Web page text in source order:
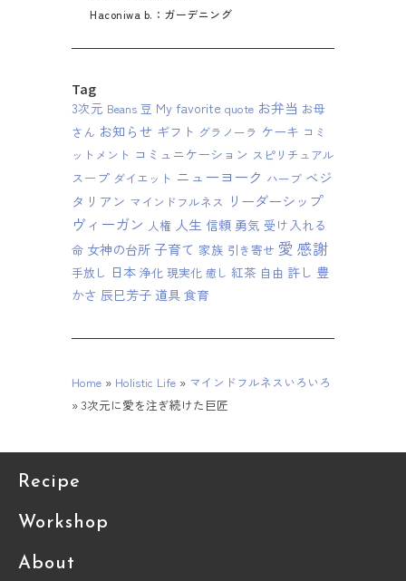
Haconiwa b.：ガーデニング
Tag
3次元 Beans 豆 My favorite quote お弁当 お母
さん お知らせ ギフト グラノーラ ケーキ コミ
ットメント コミュニケーション スピリチュアル
スープ ダイエット ニューヨーク ハーブ ベジ
タリアン マインドフルネス リーダーシップ
ヴィーガン 人権 人生 信頼 勇気 受け入れる
命 女神の台所 子育て 家族 引き寄せ 愛 感謝
手放し 日本 浄化 現実化 癒し 紅茶 自由 許し 豊
かさ 辰巳芳子 道具 食育
Home » Holistic Life » マインドフルネスいろいろ
» 3次元に愛を注ぎ続けた巨匠
Recipe
Workshop
About